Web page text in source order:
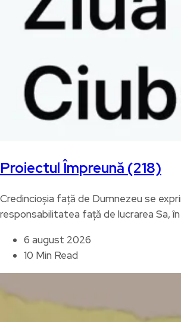
Proiectul Împreună (218)
Credincioșia față de Dumnezeu se
responsabilitatea față de lucrarea Sa,
6 august 2026
10 Min Read